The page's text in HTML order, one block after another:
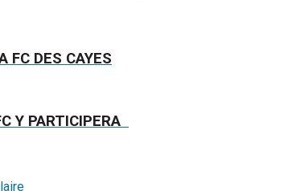
FC DES CAYES
Y PARTICIPERA